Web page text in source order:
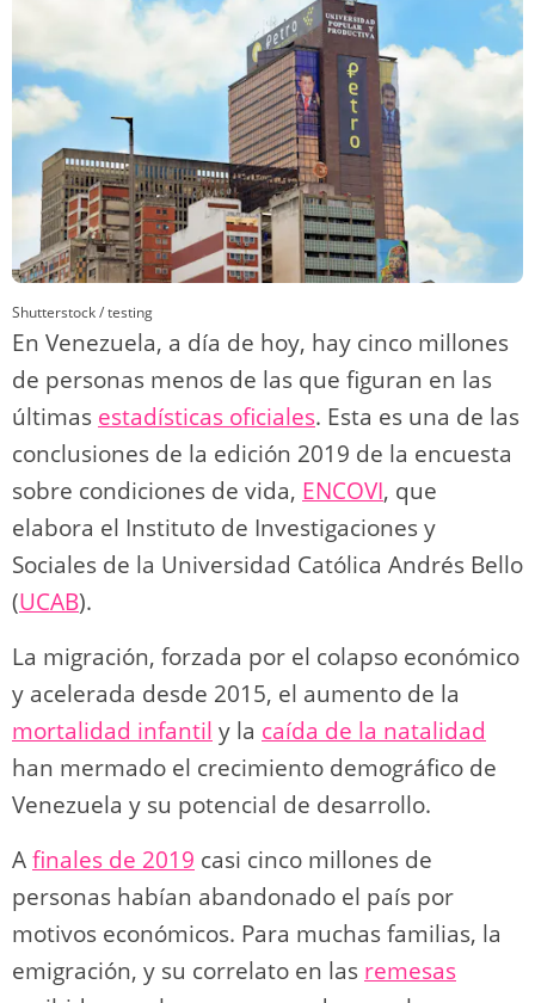
n p o
k
Shutterstock / testing
En Venezuela, a día de hoy, hay cinco millones
de personas menos de las que figuran en las
últimas estadísticas oficiales. Esta es una de las
conclusiones de la edición 2019 de la encuesta
sobre condiciones de vida, ENCOVI, que
elabora el Instituto de Investigaciones y
Sociales de la Universidad Católica Andrés Bello
(UCAB).
La migración, forzada por el colapso económico
y acelerada desde 2015, el aumento de la
mortalidad infantil y la caída de la natalidad
han mermado el crecimiento demográfico de
Venezuela y su potencial de desarrollo.
Afinales de 2019 casi cinco millones de
personas habían abandonado el país por
motivos económicos. Para muchas familias, la
emigración, y su correlato en las remesas